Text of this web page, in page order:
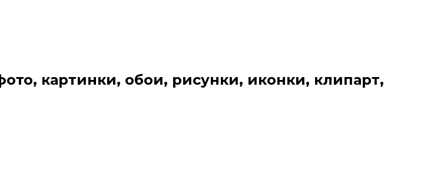
картинки, обои, рисунки, иконки, клипарт,